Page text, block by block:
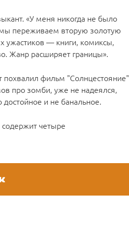
«У меня никогда не было
мы переживаем вторую золотую
ужастиков — книги, комиксы,
Жанр расширяет границы».
похвалил фильм "Солнцестояние"
про зомби, уже не надеялся,
достойное и не банальное.
четыре